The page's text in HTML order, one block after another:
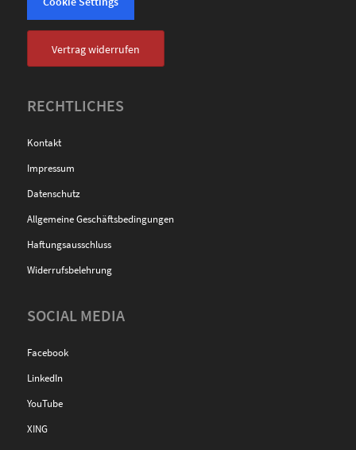
Vertrag widerrufen
RECHTLICHES
Kontakt
Impressum
Datenschutz
Allgemeine Geschäftsbedingungen
Haftungsausschluss
Widerrufsbelehrung
SOCIAL MEDIA
Facebook
LinkedIn
YouTube
XING